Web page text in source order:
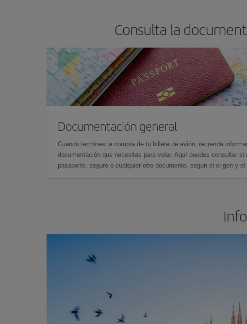
Consulta la
Documentación general
Cuando termines la compra de tu billete de avión, recuerda
documentación que necesitas para volar. Aquí puedes consultar si
pasaporte, seguro o cualquier otro documento, según el origen y